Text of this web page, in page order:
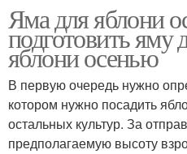
Высокорослые яблони
Яблони в украине
Яма для яблони
подготовить яму
яблони осенью
В первую очередь нужно
котором нужно посадить
остальных культур. За
предполагаемую высоту